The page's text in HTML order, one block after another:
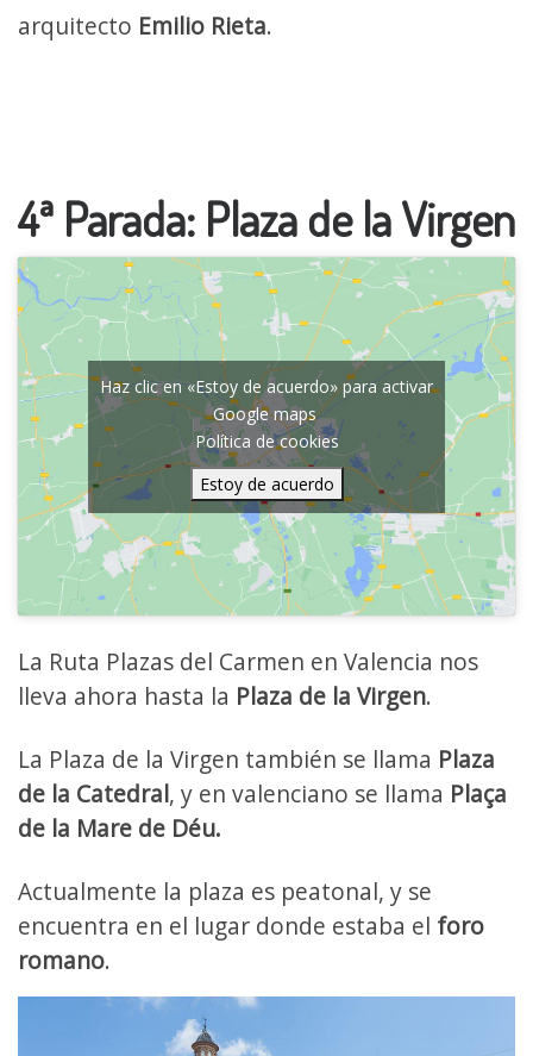
arquitecto Emilio Rieta.
4ª Parada: Plaza de la Virgen
Haz clic en «Estoy de acuerdo» para activar
Google maps
Política de cookies
Estoy de acuerdo
La Ruta Plazas del Carmen en Valencia nos
lleva ahora hasta la Plaza de la Virgen.
La Plaza de la Virgen también se llama Plaza
de la Catedral, y en valenciano se llama Plaça
de la Mare de Déu.
Actualmente la plaza es peatonal, y se
encuentra en el lugar donde estaba el foro
romano.